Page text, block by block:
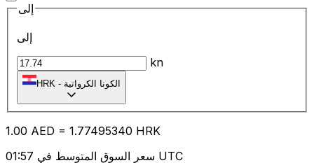
إلى
إلى
kn
HRK - الكونا الكرواتية
1.00 AED = 1.77495340 HRK
سعر السوق المتوسط في 01:57 UTC